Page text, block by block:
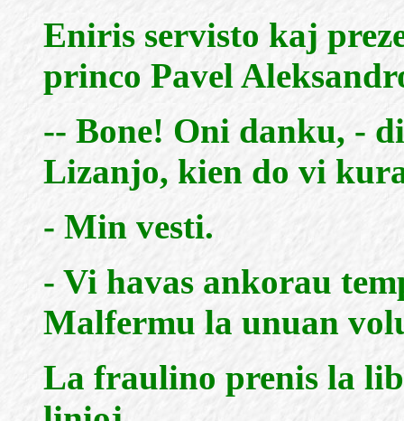
Eniris servisto kaj
princo Pavel
-- Bone! Oni danku, -
Lizanjo, kien do vi
- Min vesti.
- Vi havas ankorau
Malfermu la unuan
La fraulino prenis la